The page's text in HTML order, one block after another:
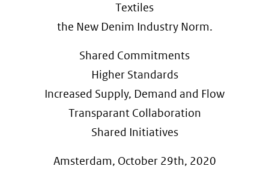
Textiles
the New Denim Industry Norm.
Shared Commitments
Higher Standards
Increased Supply, Demand and Flow
Transparant Collaboration
Shared Initiatives
Amsterdam, October 29th, 2020